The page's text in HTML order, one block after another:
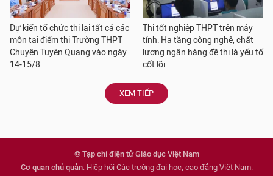
Dự kiến tổ chức thi lại tất cả các
môn tại điểm thi Trường THPT
Chuyên Tuyên Quang vào ngày
14-15/8
Thi tốt nghiệp THPT trên máy
tính: Hạ tầng công nghệ, chất
lượng ngân hàng đề thi là yếu tố
cốt lõi
XEM TIẾP
© Tạp chí điện tử Giáo dục Việt Nam
Cơ quan chủ quản: Hiệp hội Các trường đại học, cao đẳng Việt Nam.